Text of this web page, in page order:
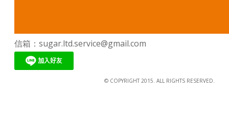
信箱：sugar.ltd.service@gmail.com
© COPYRIGHT 2015. ALL RIGHTS RESERVED.